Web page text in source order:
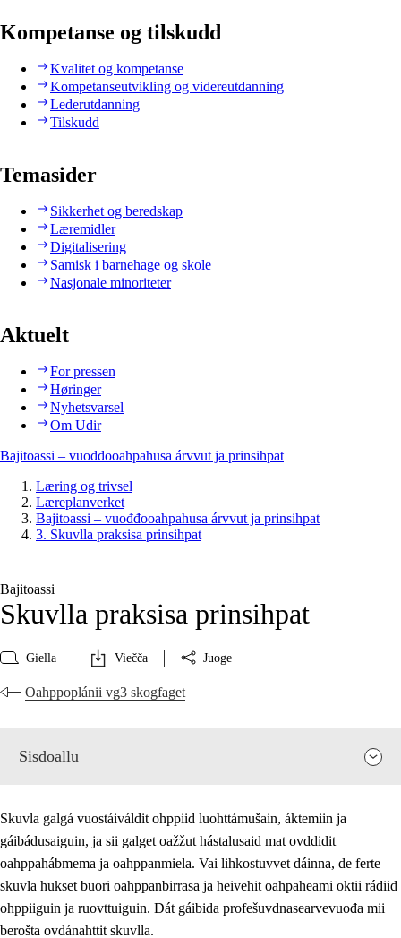
Kompetanse og tilskudd
Kvalitet og kompetanse
Kompetanseutvikling og videreutdanning
Lederutdanning
Tilskudd
Temasider
Sikkerhet og beredskap
Læremidler
Digitalisering
Samisk i barnehage og skole
Nasjonale minoriteter
Aktuelt
For pressen
Høringer
Nyhetsvarsel
Om Udir
Bajitoassi – vuođđooahpahusa árvvut ja prinsihpat
Læring og trivsel
Læreplanverket
Bajitoassi – vuođđooahpahusa árvvut ja prinsihpat
3. Skuvlla praksisa prinsihpat
Bajitoassi
Skuvlla praksisa prinsihpat
Giella Viečča Juoge
Oahppoplánii vg3 skogfaget
Sisdoallu
Skuvla galgá vuostáiváldit ohppiid luohttámušain, áktemiin ja
gáibádusaiguin, ja sii galget oažžut hástalusaid mat ovddidit
oahppahábmema ja oahppanmiela. Vai lihkostuvvet dáinna, de ferte
skuvla hukset buori oahppanbirrasa ja heivehit oahpaheami oktii ráđiid
ohppiiguin ja ruovttuiguin. Dát gáibida profešuvdnasearvevuođa mii
berošta ovdánahttit skuvlla.